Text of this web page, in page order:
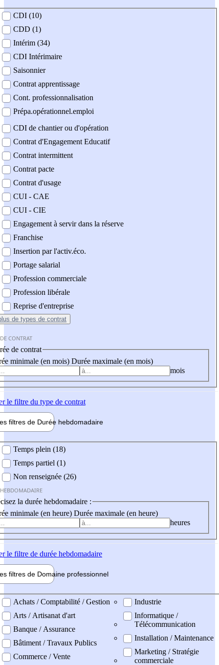
contrat
CDI (10)
CDD (1)
Intérim (34)
CDI Intérimaire
Saisonnier
Contrat apprentissage
Cont. professionnalisation
Prépa.opérationnel.emploi
CDI de chantier ou d'opération
Contrat d'Engagement Educatif
Contrat intermittent
Contrat pacte
Contrat d'usage
CUI - CAE
CUI - CIE
Engagement à servir dans la réserve
Franchise
Insertion par l'activ.éco.
Portage salarial
Profession commerciale
Profession libérale
Reprise d'entreprise
de types de contrat
CONTRAT
de contrat
minimale (en mois) Durée maximale (en mois)
mois
le filtre du type de contrat
filtres de Durée hebdomadaire
Temps plein (18)
Temps partiel (1)
Non renseignée (26)
la durée hebdomadaire :
minimale (en heure) Durée maximale (en heure)
heures
le filtre de durée hebdomadaire
filtres de Domaine professionnel
professionel
Achats / Comptabilité / Gestion
Arts / Artisanat d'art
Banque / Assurance
Bâtiment / Travaux Publics
Commerce / Vente
Industrie
Informatique /
Télécommunication
Installation / Maintenance
Marketing / Stratégie
commerciale